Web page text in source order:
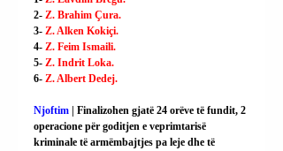
2- Z. Brahim Çura.
3- Z. Alken Kokiçi.
4- Z. Feim Ismaili.
5- Z. Indrit Loka.
6- Z. Albert Dedej.
Njoftim | Finalizohen gjatë 24 orëve të fundit, 2
operacione për goditjen e veprimtarisë
kriminale të armëmbajtjes pa leje dhe të